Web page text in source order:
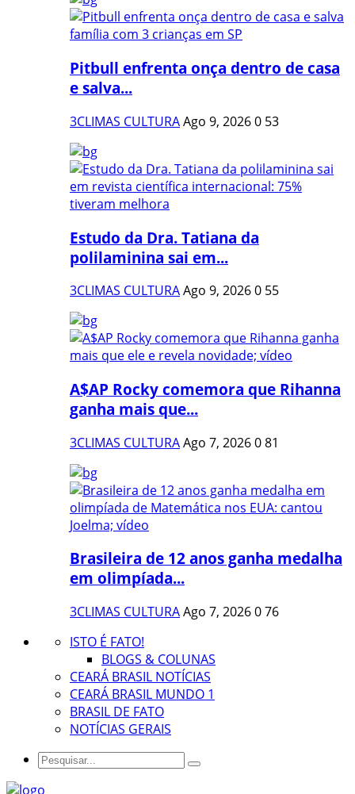
Pitbull enfrenta onça dentro de casa
e salva...
3CLIMAS CULTURAAgo 9, 20260 53
Estudo da Dra. Tatiana da
polilaminina sai em...
3CLIMAS CULTURAAgo 9, 20260 55
A$AP Rocky comemora que Rihanna
ganha mais que...
3CLIMAS CULTURAAgo 7, 2026081
Brasileira de 12 anos ganha medalha
em olimpíada...
3CLIMAS CULTURAAgo 7, 2026076
ISTO É FATO!
BLOGS & COLUNAS
CEARÁ BRASIL NOTÍCIAS
CEARÁ BRASIL MUNDO 1
BRASIL DE FATO
NOTÍCIAS GERAIS